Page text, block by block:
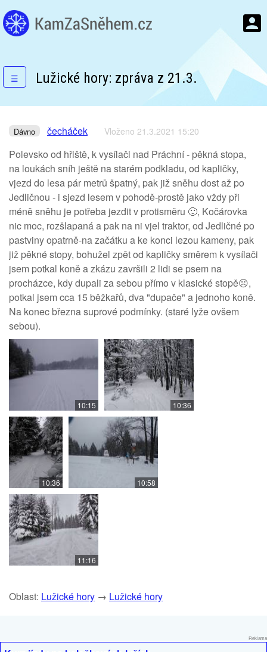
☰ Lužické hory: zpráva z 21.3.
Dávno čecháček Vloženo 21.3.2021 15:20
Polevsko od hřiště, k vysílači nad Práchní - pěkná stopa,
na loukách sníh ještě na starém podkladu, od kapličky,
vjezd do lesa pár metrů špatný, pak již sněhu dost až po
Jedličnou - i sjezd lesem v pohodě-prostě jako vždy při
méně sněhu je potřeba jezdit v protisměru 🙂, Kočárovka
nic moc, rozšlapaná a pak na ni vjel traktor, od Jedličné po
pastviny opatrně-na začátku a ke konci lezou kameny, pak
již pěkné stopy, bohužel zpět od kapličky směrem k vysílači
jsem potkal koně a zkázu završili 2 lidi se psem na
procházce, kdy dupali za sebou přímo v klasické stopě☹️,
potkal jsem cca 15 běžkařů, dva "dupače" a jednoho koně.
Na konec března suprové podmínky. (staré lyže ovšem
sebou).
10:15 10:36
10:36 10:58
11:16
Oblast: Lužické hory → Lužické hory
Reklama